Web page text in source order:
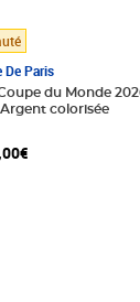
De Paris
du Monde
colorisée